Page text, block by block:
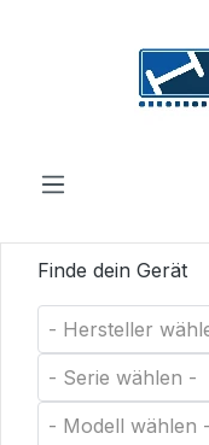
Finde dein Gerät
- Hersteller
- Serie wählen -
- Modell wählen -